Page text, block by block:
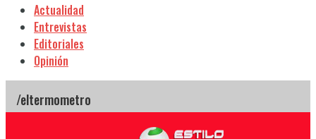
Actualidad
Entrevistas
Editoriales
Opinión